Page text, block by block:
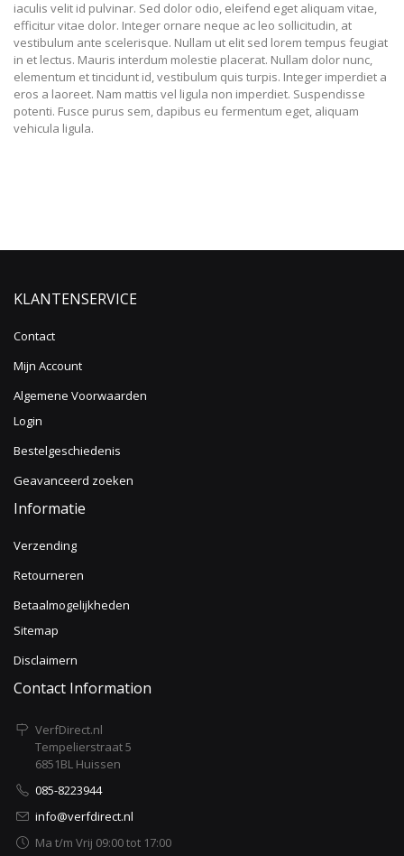
iaculis velit id pulvinar. Sed dolor odio, eleifend eget aliquam vitae,
efficitur vitae dolor. Integer ornare neque ac leo sollicitudin, at
vestibulum ante scelerisque. Nullam ut elit sed lorem tempus feugiat
in et lectus. Mauris interdum molestie placerat. Nullam dolor nunc,
elementum et tincidunt id, vestibulum quis turpis. Integer imperdiet a
eros a laoreet. Nam mattis vel ligula non imperdiet. Suspendisse
potenti. Fusce purus sem, dapibus eu fermentum eget, aliquam
vehicula ligula.
KLANTENSERVICE
Contact
Mijn Account
Algemene Voorwaarden
Login
Bestelgeschiedenis
Geavanceerd zoeken
Informatie
Verzending
Retourneren
Betaalmogelijkheden
Sitemap
Disclaimern
Contact Information
VerfDirect.nl
Tempelierstraat 5
6851BL Huissen
085-8223944
info@verfdirect.nl
Ma t/m Vrij 09:00 tot 17:00